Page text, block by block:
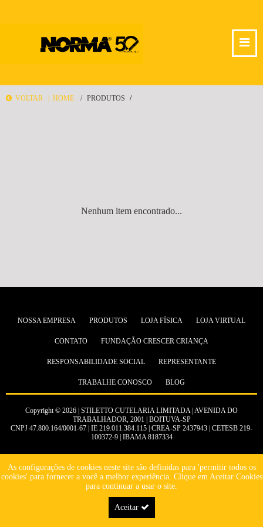
VOLTAR | HOME PRODUTOS
Nenhum item encontrado...
NOSSA EMPRESA PRODUTOS LOJA FÍSICA LOJA VIRTUAL
CONTATO FUNDAÇÃO CRESCER CRIANÇA
RESPONSABILIDADE SOCIAL REPRESENTANTE
TRABALHE CONOSCO BLOG
Copyright © 2026 | STILETTO CUTELARIA LIMITADA | AVENIDA DO
TRABALHADOR, 2001 | BOITUVA-SP
CNPJ 47.800.164/0001-67 | IE 219.011.384.115 | CREA-SP 2437943 | CETESB 219-
100372-9 | IBAMA 8187334
As configurações de cookies neste site são definidas para 'permitir todos os
cookies' para fornecer a você a melhor experiência. Clique em Aceitar Cookies
para continuar a usar o site.
Aceitar